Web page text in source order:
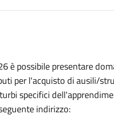
è possibile presentare
per l'acquisto di ausili/
specifici
indirizzo: